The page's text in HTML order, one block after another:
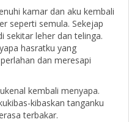
kamar dan aku kembali
seperti semula. Sekejap
sekitar leher dan telinga.
hasratku yang
dan meresapi
kembali menyapa.
kibaskan tanganku
terbakar.